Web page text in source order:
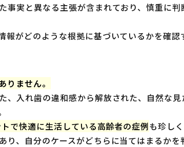
実と異なる主張が含まれており、慎重に判
がどのような根拠に基づいているかを確認
りません。
、入れ歯の違和感から解放された、自然な見
で快適に生活している高齢者の症例も珍し
り、自分のケースがどちらに当てはまるかを